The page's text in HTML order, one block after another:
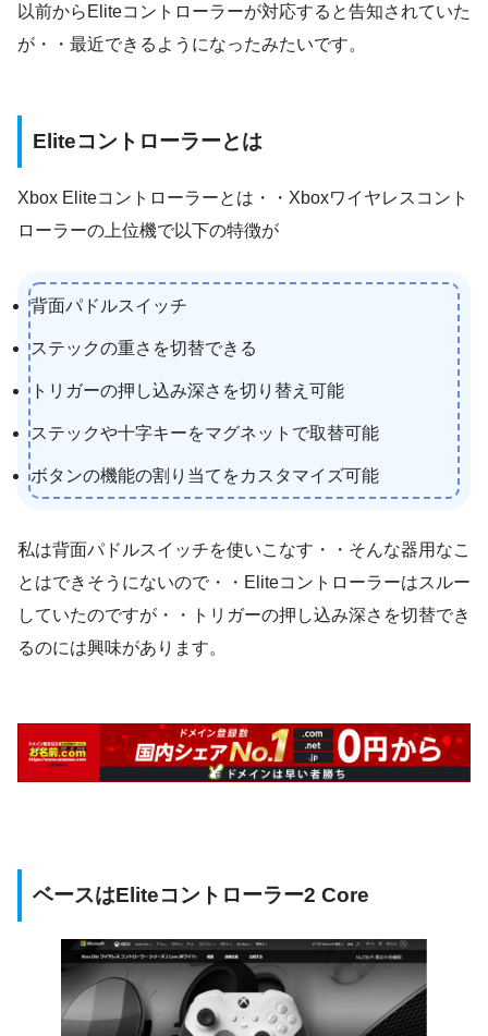
以前からEliteコントローラーが対応すると告知されていた
が・・最近できるようになったみたいです。
Eliteコントローラーとは
Xbox Eliteコントローラーとは・・Xboxワイヤレスコント
ローラーの上位機で以下の特徴が
背面パドルスイッチ
ステックの重さを切替できる
トリガーの押し込み深さを切り替え可能
ステックや十字キーをマグネットで取替可能
ボタンの機能の割り当てをカスタマイズ可能
私は背面パドルスイッチを使いこなす・・そんな器用なこ
とはできそうにないので・・Eliteコントローラーはスルー
していたのですが・・トリガーの押し込み深さを切替でき
るのには興味があります。
ベースはEliteコントローラー2 Core